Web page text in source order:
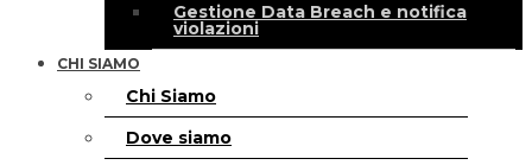
Gestione Data Breach e notifica
violazioni
CHI SIAMO
Chi Siamo
Dove siamo